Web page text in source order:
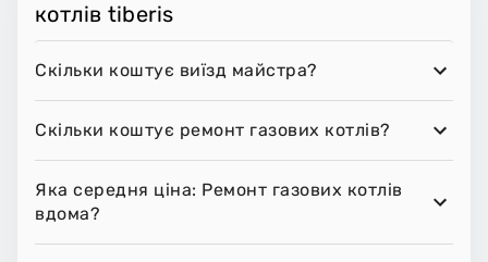
котлів tiberis
Скільки коштує виїзд майстра?
Скільки коштує ремонт газових котлів?
Яка середня ціна: Ремонт газових котлів
вдома?